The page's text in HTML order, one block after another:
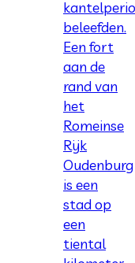
beleefden.
Een fort
aan de
rand van
het
Romeinse
Rijk
Oudenburg
is een
stad op
een
tiental